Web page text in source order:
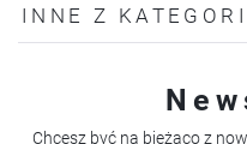
INNE Z
Chcesz być na bieżąco z